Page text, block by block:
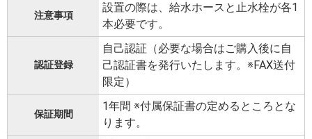
注意事項
設置の際は、給水ホースと止水栓が各1
本必要です。
認証登録
自己認証（必要な場合はご購入後に自
己認証書を発行いたします。※FAX送付
限定）
保証期間
1年間 ※付属保証書の定めるところとな
ります。